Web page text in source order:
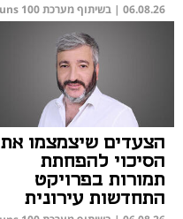
06.08.26
| בשיתוף מערכת duns 100
הצעדים שיצמצמו את
הסיכוי להפחתת
תמורות בפרויקט
התחדשות עירונית